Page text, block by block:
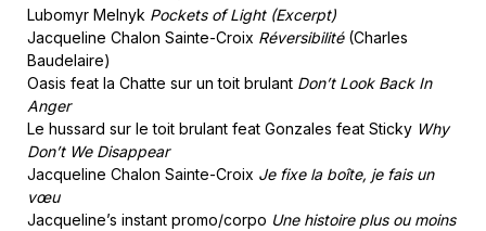
Lubomyr Melnyk Pockets of Light (Excerpt)
Jacqueline Chalon Sainte-Croix Réversibilité(Charles
Baudelaire)
Oasis feat la Chatte sur un toit brulant Don’t Look Back In
Anger
Le hussard sur le toit brulant feat Gonzales feat Sticky Why
Don’t We Disappear
Jacqueline Chalon Sainte-Croix Je fixe la boîte, je fais un
vœu
Jacqueline’s instant promo/corpo Une histoire plus ou moins